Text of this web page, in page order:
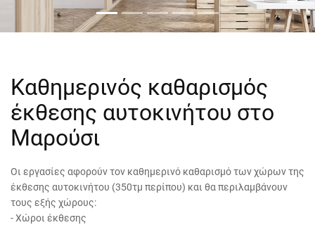
Καθημερινός καθαρισμός
έκθεσης αυτοκινήτου στο
Μαρούσι
Οι εργασίες αφορούν τον καθημερινό καθαρισμό των χώρων της
έκθεσης αυτοκινήτου (350τμ περίπου) και θα περιλαμβάνουν
τους εξής χώρους:
- Χώροι έκθεσης